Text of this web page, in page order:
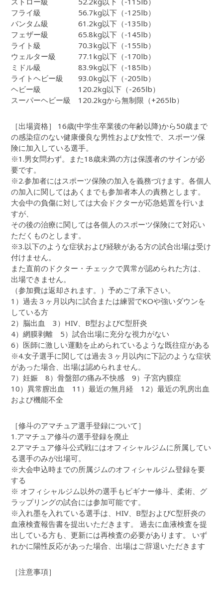
フライ級 56.7kg以下（-125lb）
バンタム級 61.2kg以下（-135lb）
フェザー級 65.8kg以下（-145lb）
ライト級 70.3kg以下（-155lb）
ウェルター級 77.1kg以下（-170lb）
ミドル級 83.9kg以下（-185lb）
ライトヘビー級 93.0kg以下（-205lb）
ヘビー級 120.2kg以下（-265lb）
スーパーヘビー級 120.2kgから無制限（+265lb）
［出場資格］ 16歳(中学生卒業後の年齢以降)から50歳まで
の感染症のない健康優良な男性および女性で、スポーツ保
険に加入している選手。
※1.男女問わず。また18歳未満の方は保護者のサインが必
要です。
※2.参加者にはスポーツ保険の加入を義務づけます。各個人
の加入に関してはあくまでも参加者本人の責務とします。
大会中の負傷に対しては大会ドクターが応急処置を行いま
すが、
その後の治療に関しては各個人のスポーツ保険にて対応い
ただくものとします。
※3.以下のような症状および経験がある方の試合出場は受け
付けません。
また直前のドクター・チェックで異常が認められた方は、
出場できません。
（参加費は返却されます。）予めご了承下さい。
1）過去３ヶ月以内に試合または練習でKOや強いダウンを
している方
2）脳出血 3）HIV、B型およびC型肝炎
4）網膜剥離 5）試合出場に充分な視力がない
6）医師に激しい運動を止められているような既往症がある
※4.女子選手に関しては過去３ヶ月以内に下記のような症状
があった場合、出場は認められません。
7）妊娠 8）骨盤部の痛み不快感 9）子宮内膜症
10）異常膣出血 11）最近の無月経 12）最近の乳房出血
および機能不全
［修斗のアマチュア選手登録について］
1.アマチュア修斗の選手登録を廃止
2.アマチュア修斗公式戦にはオフィシャルジムに所属してい
る選手のみが出場可。
※大会申込時までの所属ジムのオフィシャルジム登録を要
する
※ オフィシャルジム以外の選手もビギナー修斗、柔術、グ
ラップリングの試合には参加可能です。
※入れ墨を入れている選手は、HIV、B型およびC型肝炎の
血液検査報告書を提出いただきます。 過去に血液検査を提
出している方も、更新には再検査の必要があります。 いず
れかに陽性反応があった場合、出場はご辞退いただきます
［注意事項］